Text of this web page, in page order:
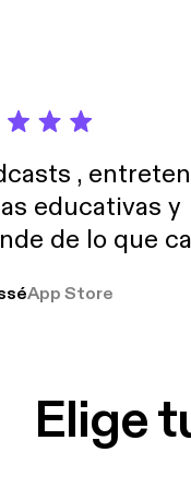
,
educativas y
de lo que
muchas
App Store
Elige